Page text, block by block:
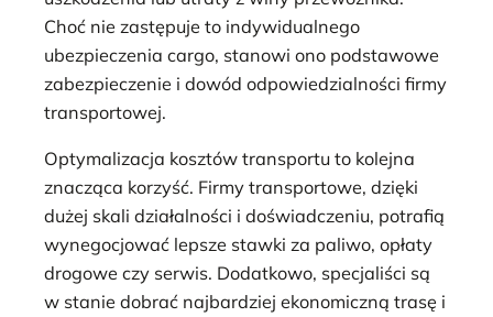
Choć nie zastępuje to indywidualnego
ubezpieczenia cargo, stanowi ono podstawowe
zabezpieczenie i dowód odpowiedzialności firmy
transportowej.
Optymalizacja kosztów transportu to kolejna
znacząca korzyść. Firmy transportowe, dzięki
dużej skali działalności i doświadczeniu, potrafią
wynegocjować lepsze stawki za paliwo, opłaty
drogowe czy serwis. Dodatkowo, specjaliści są
w stanie dobrać najbardziej ekonomiczną trasę i